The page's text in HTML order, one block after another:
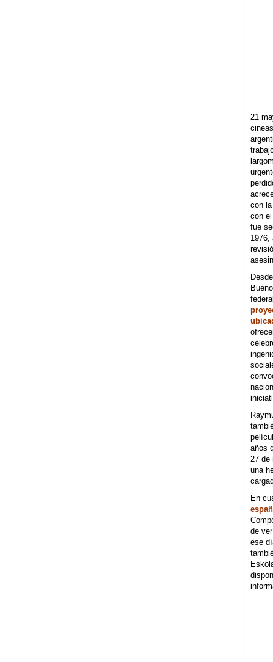
21
con
con
fue
1976,
años
27 de
una
En
de
ese